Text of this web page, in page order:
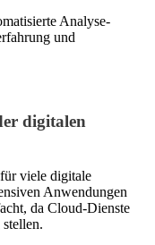
Analyse-
und
digitalen
viele digitale
Anwendungen
da Cloud-Dienste